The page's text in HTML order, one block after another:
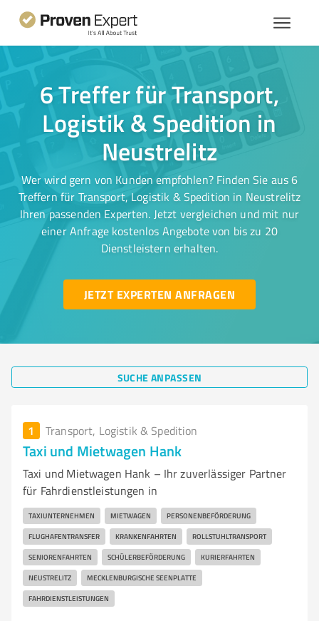
6 Treffer für Transport,
Logistik & Spedition in
Neustrelitz
Wer wird gern von Kunden empfohlen? Finden Sie aus 6
Treffern für Transport, Logistik & Spedition in Neustrelitz
Ihren passenden Experten. Jetzt vergleichen und mit nur
einer Anfrage kostenlos Angebote von bis zu 20
Dienstleistern erhalten.
JETZT EXPERTEN ANFRAGEN
SUCHE ANPASSEN
1 Transport, Logistik & Spedition
Taxi und Mietwagen Hank
Taxi und Mietwagen Hank – Ihr zuverlässiger Partner
für Fahrdienstleistungen in
TAXIUNTERNEHMEN MIETWAGEN PERSONENBEFÖRDERUNG
FLUGHAFENTRANSFER KRANKENFAHRTEN ROLLSTUHLTRANSPORT
SENIORENFAHRTEN SCHÜLERBEFÖRDERUNG KURIERFAHRTEN
NEUSTRELITZ MECKLENBURGISCHE SEENPLATTE
FAHRDIENSTLEISTUNGEN